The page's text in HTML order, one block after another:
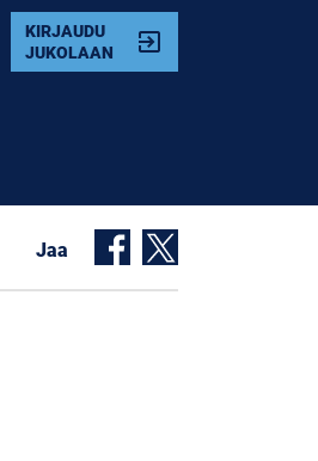
KIRJAUDU
JUKOLAAN
exit_to_app
Jaa